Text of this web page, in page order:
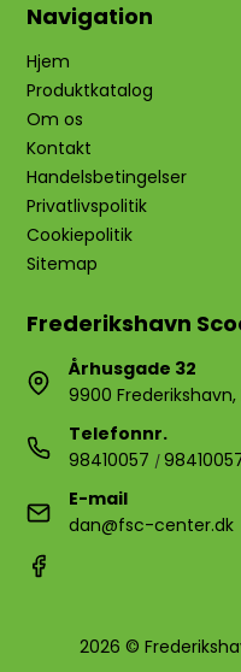
Navigation
Hjem
Produktkatalog
Om os
Kontakt
Handelsbetingelser
Privatlivspolitik
Cookiepolitik
Sitemap
Frederikshavn
Århusgade 32
9900
Telefonnr.
98410057 /
E-mail
dan@fsc-center.dk
2026 ©